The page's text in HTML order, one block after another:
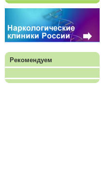
Рекомендуем